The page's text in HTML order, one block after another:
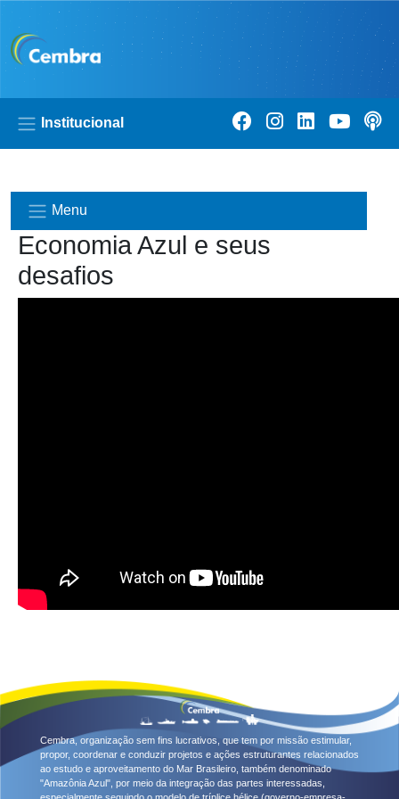
Pular para o conteúdo principal
Institucional
Menu
Economia Azul e seus
desafios
Cembra, organização sem fins lucrativos, que tem por missão estimular,
propor, coordenar e conduzir projetos e ações estruturantes relacionados
ao estudo e aproveitamento do Mar Brasileiro, também denominado
"Amazônia Azul", por meio da integração das partes interessadas,